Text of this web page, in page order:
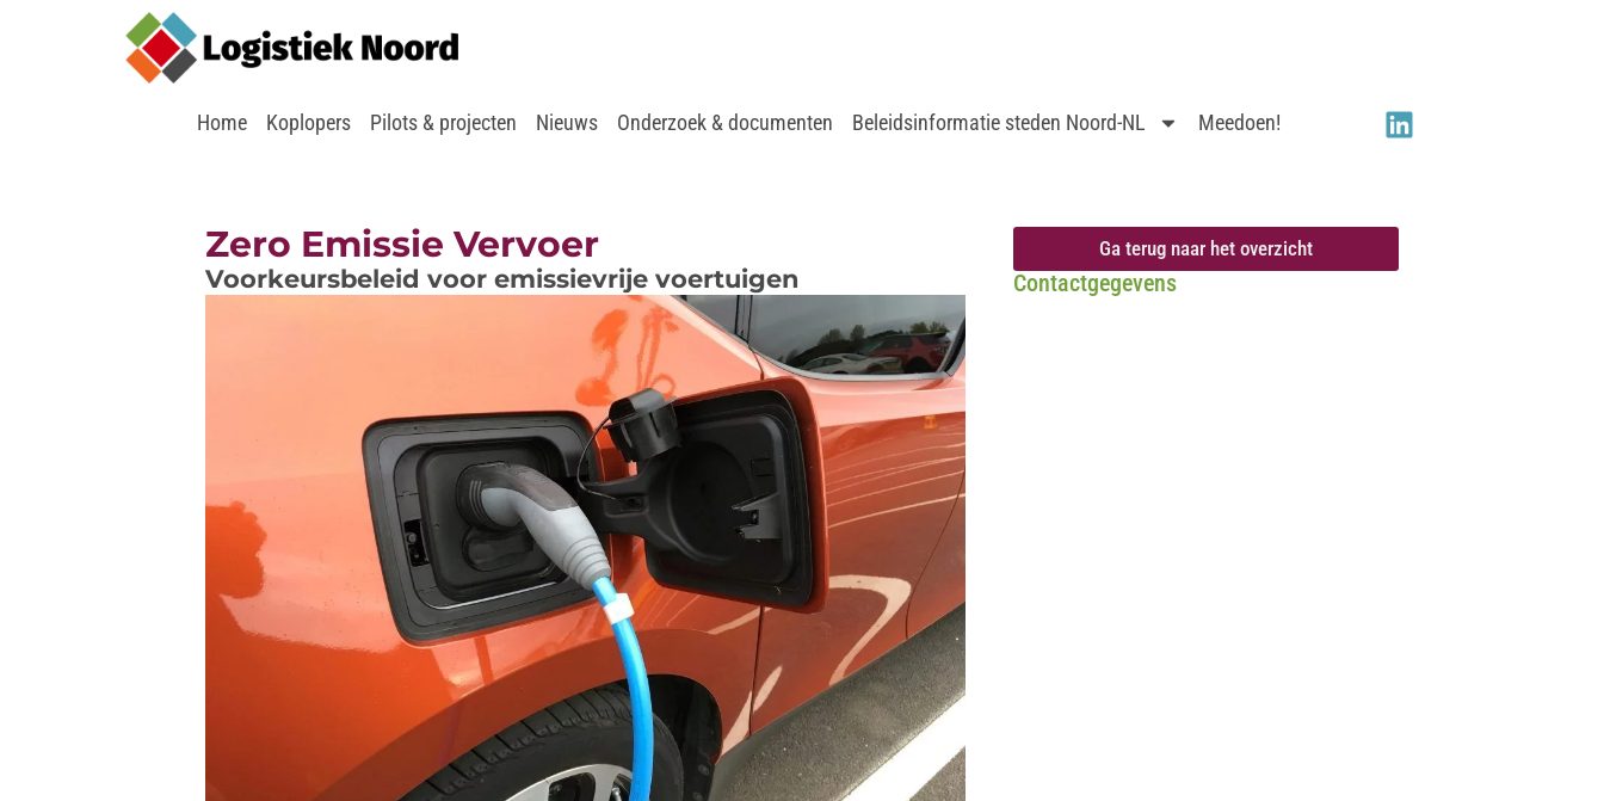
Home Koplopers Pilots & projecten Nieuws Onderzoek & documenten Beleidsinformatie steden Noord-NL Meedoen!
Zero Emissie Vervoer
Voorkeursbeleid voor emissievrije voertuigen
Ga terug naar het overzicht
Contactgegevens